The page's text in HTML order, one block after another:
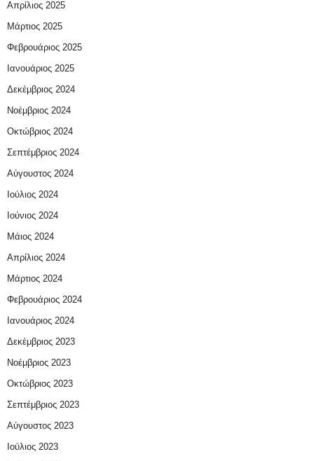
Απρίλιος 2025
Μάρτιος 2025
Φεβρουάριος 2025
Ιανουάριος 2025
Δεκέμβριος 2024
Νοέμβριος 2024
Οκτώβριος 2024
Σεπτέμβριος 2024
Αύγουστος 2024
Ιούλιος 2024
Ιούνιος 2024
Μάιος 2024
Απρίλιος 2024
Μάρτιος 2024
Φεβρουάριος 2024
Ιανουάριος 2024
Δεκέμβριος 2023
Νοέμβριος 2023
Οκτώβριος 2023
Σεπτέμβριος 2023
Αύγουστος 2023
Ιούλιος 2023